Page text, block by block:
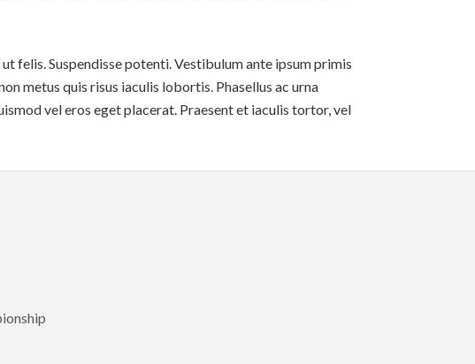
felis. Suspendisse potenti. Vestibulum ante ipsum primis
metus quis risus iaculis lobortis. Phasellus ac urna
vel eros eget placerat. Praesent et iaculis tortor, vel